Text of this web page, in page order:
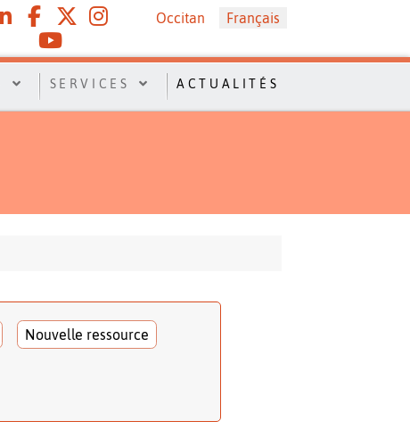
Sélectionnez votre langue
Occitan Français
SERVICES ACTUALITÉS
Nouvelle ressource